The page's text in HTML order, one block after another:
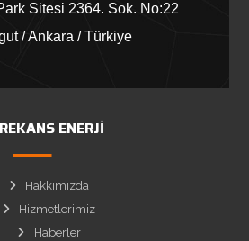
Sitesi 2364. Sok. No:22
/ Ankara / Türkiye
ENERJI
Hakkımızda
Hizmetlerimiz
Haberler